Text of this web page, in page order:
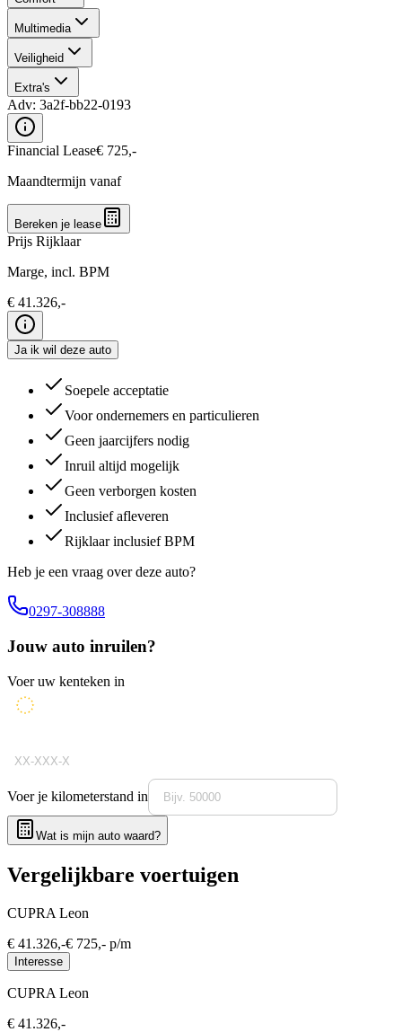
Multimedia
Veiligheid
Extra's
Adv: 3a2f-bb22-0193
Financial Lease€ 725,-
Maandtermijn vanaf
Bereken je lease
Prijs Rijklaar
Marge, incl. BPM
€ 41.326,-
Ja ik wil deze auto
Soepele acceptatie
Voor ondernemers en particulieren
Geen jaarcijfers nodig
Inruil altijd mogelijk
Geen verborgen kosten
Inclusief afleveren
Rijklaar inclusief BPM
Heb je een vraag over deze auto?
0297-308888
Jouw auto inruilen?
Voer uw kenteken in
Voer je kilometerstand in
Wat is mijn auto waard?
Vergelijkbare voertuigen
CUPRA Leon
€ 41.326,-€ 725,- p/m
Interesse
CUPRA Leon
€ 41.326,-